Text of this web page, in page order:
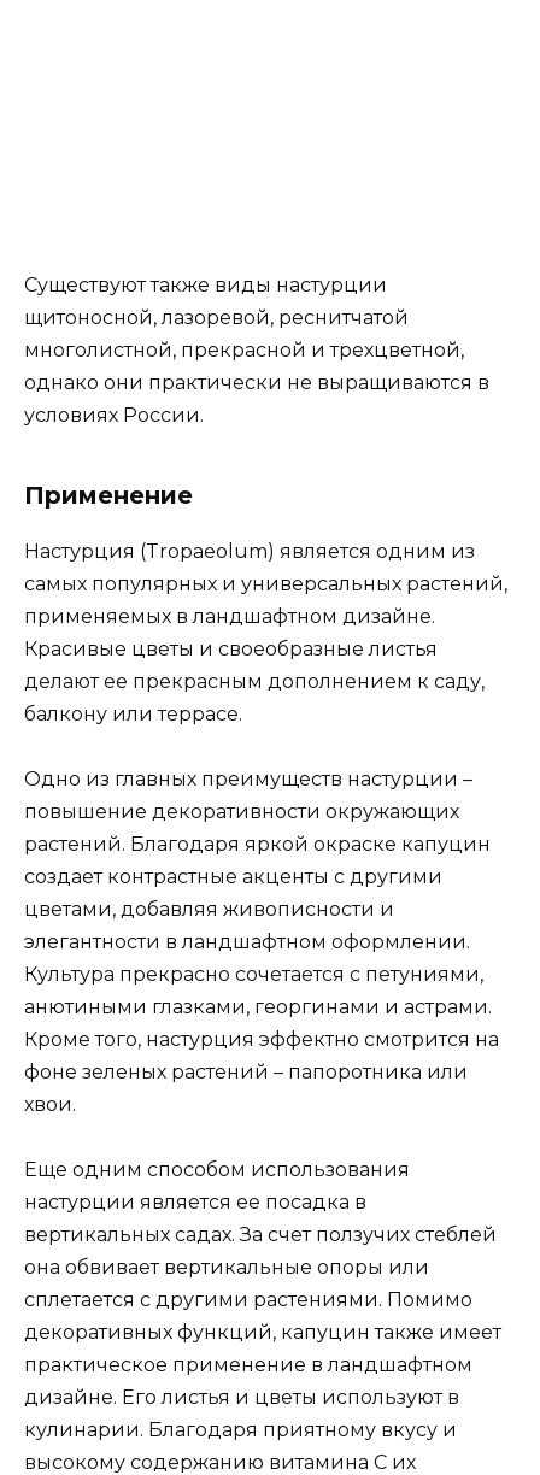
Существуют также виды настурции
щитоносной, лазоревой, реснитчатой
многолистной, прекрасной и трехцветной,
однако они практически не выращиваются в
условиях России.
Применение
Настурция (Tropaeolum) является одним из
самых популярных и универсальных растений,
применяемых в ландшафтном дизайне.
Красивые цветы и своеобразные листья
делают ее прекрасным дополнением к саду,
балкону или террасе.
Одно из главных преимуществ настурции –
повышение декоративности окружающих
растений. Благодаря яркой окраске капуцин
создает контрастные акценты с другими
цветами, добавляя живописности и
элегантности в ландшафтном оформлении.
Культура прекрасно сочетается с петуниями,
анютиными глазками, георгинами и астрами.
Кроме того, настурция эффектно смотрится на
фоне зеленых растений – папоротника или
хвои.
Еще одним способом использования
настурции является ее посадка в
вертикальных садах. За счет ползучих стеблей
она обвивает вертикальные опоры или
сплетается с другими растениями. Помимо
декоративных функций, капуцин также имеет
практическое применение в ландшафтном
дизайне. Его листья и цветы используют в
кулинарии. Благодаря приятному вкусу и
высокому содержанию витамина С их